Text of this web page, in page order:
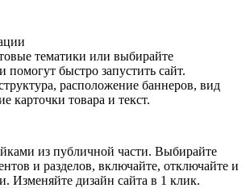
тематики или выбирайте
быстро запустить сайт.
расположение баннеров, вид
карточки товара и текст.
из публичной части. Выбирайте
и разделов, включайте, отключайте и
Изменяйте дизайн сайта в 1 клик.